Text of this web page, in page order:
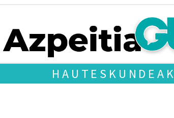
HAUTESKUNDEAK